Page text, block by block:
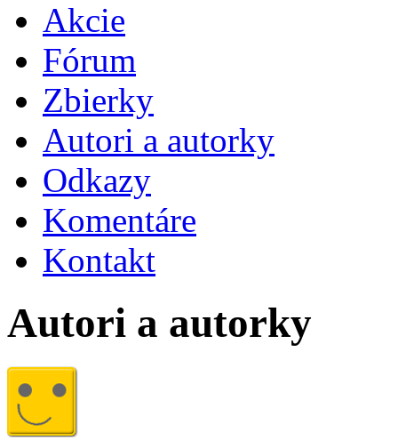
Akcie
Fórum
Zbierky
Autori a autorky
Odkazy
Komentáre
Kontakt
Autori a autorky